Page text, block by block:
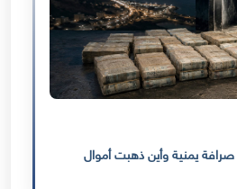
صرافة يمنية وأين ذهبت أموال